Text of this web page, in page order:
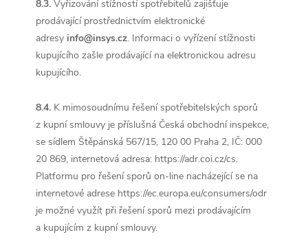
8.3. Vyřizování stížností spotřebitelů zajišťuje
prodávající prostřednictvím elektronické
adresy info@insys.cz. Informaci o vyřízení stížnosti
kupujícího zašle prodávající na elektronickou adresu
kupujícího.
8.4. K mimosoudnímu řešení spotřebitelských sporů
z kupní smlouvy je příslušná Česká obchodní inspekce,
se sídlem Štěpánská 567/15, 120 00 Praha 2, IČ: 000
20 869, internetová adresa: https://adr.coi.cz/cs.
Platformu pro řešení sporů on-line nacházející se na
internetové adrese https://ec.europa.eu/consumers/odr
je možné využít při řešení sporů mezi prodávajícím
a kupujícím z kupní smlouvy.